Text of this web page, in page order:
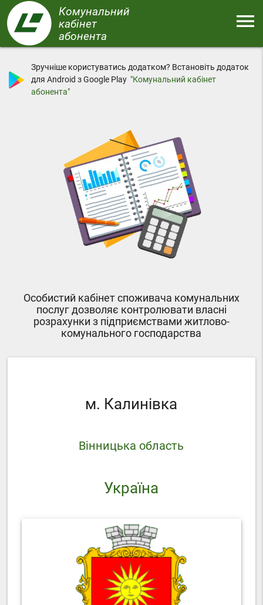
Перейти
до
основного
вмісту
Комунальний
кабінет
абонента
menu
Зручніше користуватись додатком? Встановіть додаток
для Android з Google Play "Комунальний кабінет
абонента"
Особистий кабінет споживача комунальних
послуг дозволяє контролювати власні
розрахунки з підприємствами житлово-
комунального господарства
м. Калинівка
Вінницька область
Україна